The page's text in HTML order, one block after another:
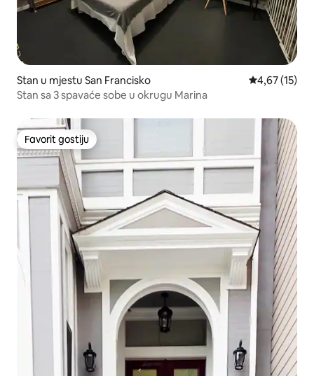
Stan u mjestu San Francisko prosječna
4,67 (15)
Stan sa 3 spavaće sobe u okrugu Marina
Favorit gostiju
Favorit gostiju